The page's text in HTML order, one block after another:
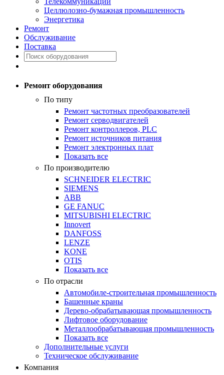
Целлюлозно-бумажная промышленность
Энергетика
Ремонт
Обслуживание
Поставка
Ремонт оборудования
По типу
Ремонт частотных преобразователей
Ремонт серводвигателей
Ремонт контроллеров, PLC
Ремонт источников питания
Ремонт электронных плат
Показать все
По производителю
SCHNEIDER ELECTRIC
SIEMENS
ABB
GE FANUC
MITSUBISHI ELECTRIC
Innovert
DANFOSS
LENZE
KONE
OTIS
Показать все
По отрасли
Автомобиле-строительная промышленность
Башенные краны
Дерево-обрабатывающая промышленность
Лифтовое оборудование
Металлообрабатывающая промышленность
Показать все
Дополнительные услуги
Техническое обслуживание
Компания